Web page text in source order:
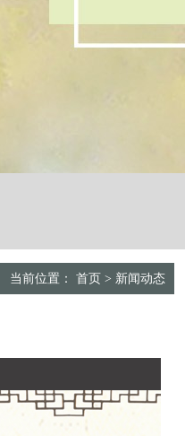
当前位置： 首页 > 新闻动态